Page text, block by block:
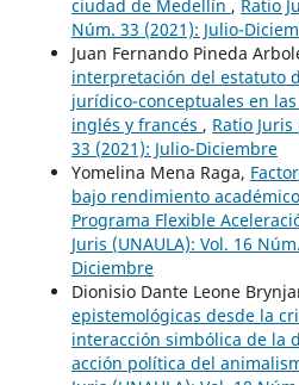
ciudad de Medellín , Ratio
Núm. 33 (2021): Julio-
Juan Fernando Pineda
interpretación del estatuto
jurídico-conceptuales en
inglés y francés , Ratio Juris
33 (2021): Julio-Diciembre
Yomelina Mena Raga,
bajo rendimiento
Programa Flexible
Juris (UNAULA): Vol. 16
Diciembre
Dionisio Dante Leone
epistemológicas desde la
interacción simbólica de la
acción política del